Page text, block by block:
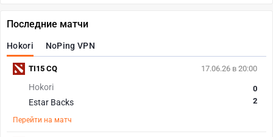
Последние матчи
Hokori NoPing VPN
17.06.26 в 20:00
Hokori
Estar Backs
0
2
Перейти на матч
TI15 CQ